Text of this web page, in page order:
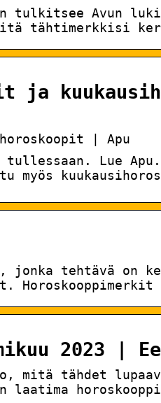
tulkitsee Avun
tähtimerkkisi
ja
| Apu
Lue
jonka tehtävä on
2023 |
mitä tähdet
laatima